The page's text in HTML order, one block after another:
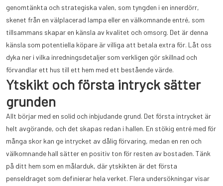
genomtänkta och strategiska valen, som tyngden i en innerdörr,
skenet från en välplacerad lampa eller en välkomnande entré, som
tillsammans skapar en känsla av kvalitet och omsorg. Det är denna
känsla som potentiella köpare är villiga att betala extra för. Låt oss
dyka ner i vilka inredningsdetaljer som verkligen gör skillnad och
förvandlar ett hus till ett hem med ett bestående värde.
Ytskikt och första intryck sätter
grunden
Allt börjar med en solid och inbjudande grund. Det första intrycket är
helt avgörande, och det skapas redan i hallen. En stökig entré med för
många skor kan ge intrycket av dålig förvaring, medan en ren och
välkomnande hall sätter en positiv ton för resten av bostaden. Tänk
på ditt hem som en målarduk, där ytskikten är det första
penseldraget som definierar hela verket. Flera undersökningar visar